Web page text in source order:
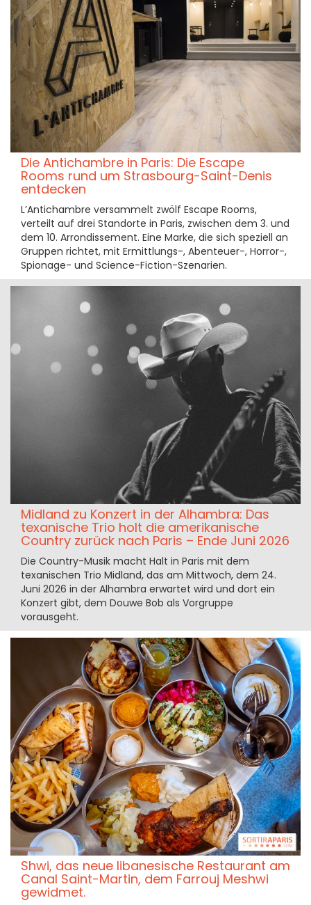
Die Antichambre in Paris: Die Escape
Rooms rund um Strasbourg-Saint-Denis
entdecken
L’Antichambre versammelt zwölf Escape Rooms,
verteilt auf drei Standorte in Paris, zwischen dem 3. und
dem 10. Arrondissement. Eine Marke, die sich speziell an
Gruppen richtet, mit Ermittlungs-, Abenteuer-, Horror-,
Spionage- und Science-Fiction-Szenarien.
Midland zu Konzert in der Alhambra: Das
texanische Trio holt die amerikanische
Country zurück nach Paris – Ende Juni 2026
Die Country-Musik macht Halt in Paris mit dem
texanischen Trio Midland, das am Mittwoch, dem 24.
Juni 2026 in der Alhambra erwartet wird und dort ein
Konzert gibt, dem Douwe Bob als Vorgruppe
vorausgeht.
Shwi, das neue libanesische Restaurant am
Canal Saint-Martin, dem Farrouj Meshwi
gewidmet.